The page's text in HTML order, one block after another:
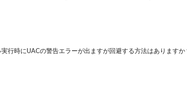
行時にUACの警告エラーが出ますが回避する方法はありますか